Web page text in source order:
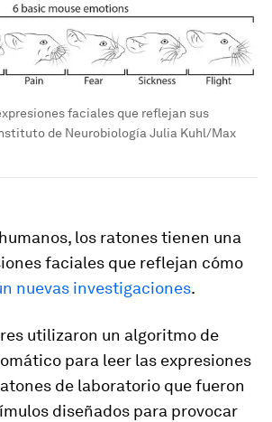
faciales que reflejan sus
de Neurobiología Julia Kuhl/Max
los ratones tienen una
faciales que reflejan cómo
nuevas investigaciones.
utilizaron un algoritmo de
para leer las expresiones
de laboratorio que fueron
diseñados para provocar